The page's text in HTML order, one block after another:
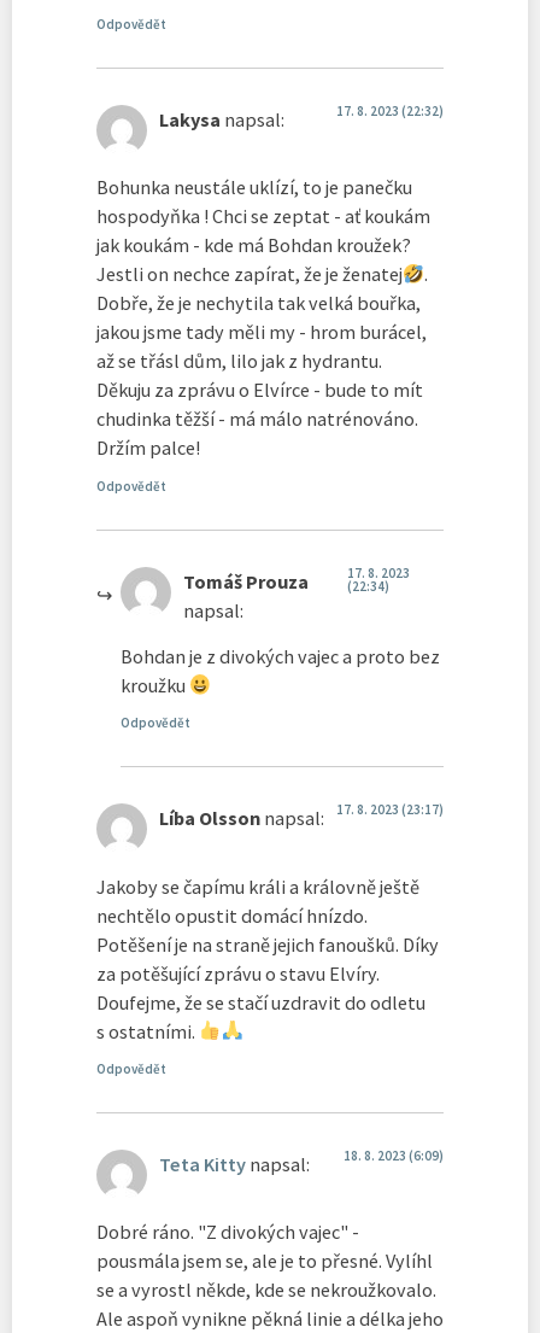
Odpovědět
Lakysa napsal: 17. 8. 2023 (22:32)
Bohunka neustále uklízí, to je panečku
hospodyňka ! Chci se zeptat - ať koukám
jak koukám - kde má Bohdan kroužek?
Jestli on nechce zapírat, že je ženatej
.
Dobře, že je nechytila tak velká bouřka,
jakou jsme tady měli my - hrom burácel,
až se třásl dům, lilo jak z hydrantu.
Děkuju za zprávu o Elvírce - bude to mít
chudinka těžší - má málo natrénováno.
Držím palce!
Odpovědět
Tomáš Prouza
napsal:
17. 8. 2023
(22:34)
Bohdan je z divokých vajec a proto bez
kroužku
Odpovědět
Líba Olsson napsal: 17. 8. 2023 (23:17)
Jakoby se čapímu králi a královně ještě
nechtělo opustit domácí hnízdo.
Potěšení je na straně jejich fanoušků. Díky
za potěšující zprávu o stavu Elvíry.
Doufejme, že se stačí uzdravit do odletu
s ostatními.
Odpovědět
Teta Kitty napsal: 18. 8. 2023 (6:09)
Dobré ráno. "Z divokých vajec" -
pousmála jsem se, ale je to přesné. Vylíhl
se a vyrostl někde, kde se nekroužkovalo.
Ale aspoň vynikne pěkná linie a délka jeho